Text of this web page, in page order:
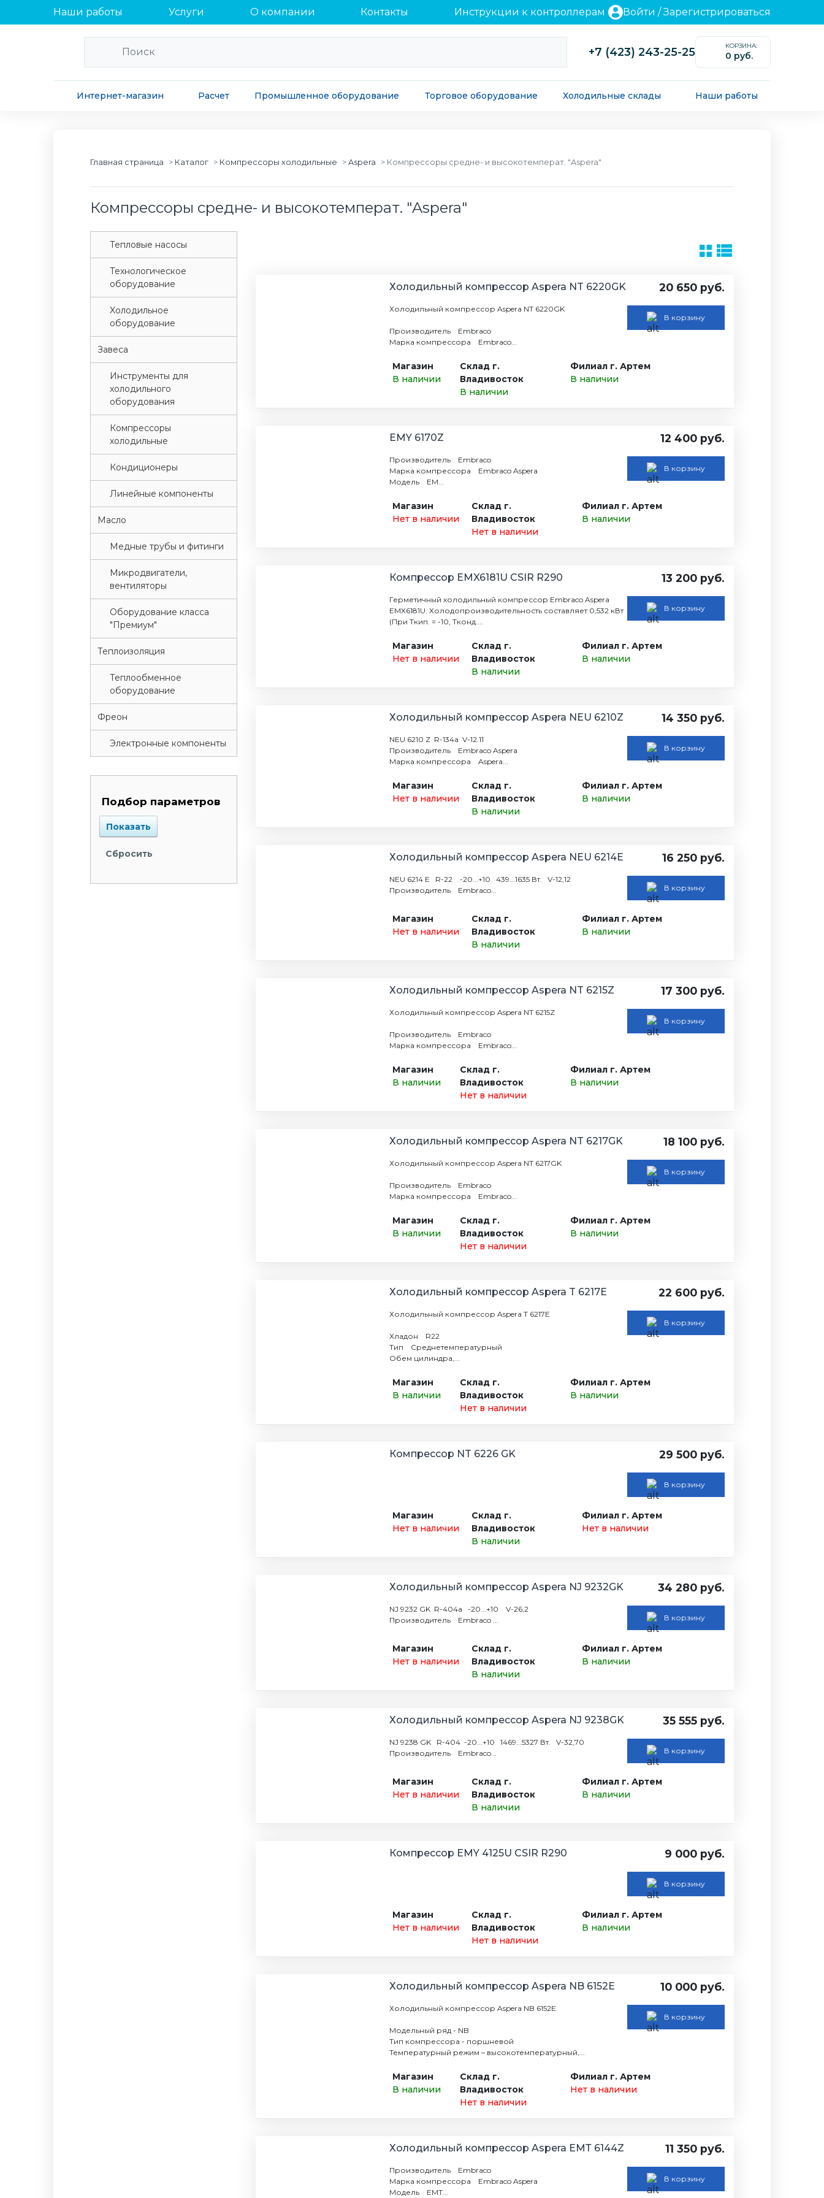
Наши работы Услуги О компании Контакты Инструкции к контроллерам Войти /Зарегистрироваться
+7 (423) 243-25-25 КОРЗИНА:
0 руб.
Интернет-магазин Расчет Промышленное оборудование Торговое оборудование Холодильные склады Наши работы
Главная страница Каталог Компрессоры холодильные Aspera Компрессоры средне- и высокотемперат. "Aspera"
Компрессоры средне- и высокотемперат. "Aspera"
Tепловые насосы
Tехнологическое
оборудование
Xолодильное
оборудование
Завеса
Инструменты для
холодильного
оборудования
Компрессоры
холодильные
Кондиционеры
Линейные компоненты
Масло
Медные трубы и фитинги
Микродвигатели,
вентиляторы
Оборудование класса
"Премиум"
Теплоизоляция
Теплообменное
оборудование
Фреон
Электронные компоненты
Подбор параметров
Холодильный компрессор Aspera NT 6220GK
Холодильный компрессор Aspera NT 6220GK
Производитель Embraco
Марка компрессора Embraco...
20 650 руб.
В корзину
Магазин
В наличии
Склад г.
Владивосток
В наличии
Филиал г. Артем
В наличии
ЕМY 6170Z
Производитель Embraco
Марка компрессора Embraco Aspera
Модель EM...
12 400 руб.
В корзину
Магазин
Нет в наличии
Склад г.
Владивосток
Нет в наличии
Филиал г. Артем
В наличии
Компрессор EMX6181U CSIR R290
Герметичный холодильный компрессор Embraco Aspera
EMX6181U. Холодопроизводительность составляет 0,532 кВт
(При Ткип. = -10, Тконд....
13 200 руб.
В корзину
Магазин
Нет в наличии
Склад г.
Владивосток
В наличии
Филиал г. Артем
В наличии
Холодильный компрессор Aspera NEU 6210Z
NEU 6210 Z R-134а V-12.11
Производитель Embraco Aspera
Марка компрессора Aspera...
14 350 руб.
В корзину
Магазин
Нет в наличии
Склад г.
Владивосток
В наличии
Филиал г. Артем
В наличии
Холодильный компрессор Aspera NEU 6214E
NEU 6214 E R-22 -20...+10 439...1635 Вт. V-12,12
Производитель Embraco...
16 250 руб.
В корзину
Магазин
Нет в наличии
Склад г.
Владивосток
В наличии
Филиал г. Артем
В наличии
Холодильный компрессор Aspera NT 6215Z
Холодильный компрессор Aspera NT 6215Z
Производитель Embraco
Марка компрессора Embraco...
17 300 руб.
В корзину
Магазин
В наличии
Склад г.
Владивосток
Нет в наличии
Филиал г. Артем
В наличии
Холодильный компрессор Aspera NT 6217GK
Холодильный компрессор Aspera NT 6217GK
Производитель Embraco
Марка компрессора Embraco...
18 100 руб.
В корзину
Магазин
В наличии
Склад г.
Владивосток
Нет в наличии
Филиал г. Артем
В наличии
Холодильный компрессор Aspera T 6217Е
Холодильный компрессор Aspera T 6217Е
Хладон R22
Тип Среднетемпературный
Обем цилиндра,...
22 600 руб.
В корзину
Магазин
В наличии
Склад г.
Владивосток
Нет в наличии
Филиал г. Артем
В наличии
Компрессор NT 6226 GK 29 500 руб.
В корзину
Магазин
Нет в наличии
Склад г.
Владивосток
В наличии
Филиал г. Артем
Нет в наличии
Холодильный компрессор Aspera NJ 9232GK
NJ 9232 GK R-404а -20...+10 V-26,2
Производитель Embraco ...
34 280 руб.
В корзину
Магазин
Нет в наличии
Склад г.
Владивосток
В наличии
Филиал г. Артем
В наличии
Холодильный компрессор Aspera NJ 9238GK
NJ 9238 GK R-404 -20...+10 1469...5327 Вт. V-32,70
Производитель Embraco...
35 555 руб.
В корзину
Магазин
Нет в наличии
Склад г.
Владивосток
В наличии
Филиал г. Артем
В наличии
Компрессор EMY 4125U CSIR R290 9 000 руб.
В корзину
Магазин
Нет в наличии
Склад г.
Владивосток
Нет в наличии
Филиал г. Артем
В наличии
Холодильный компрессор Aspera NB 6152E
Холодильный компрессор Aspera NB 6152E
Модельный ряд - NB
Тип компрессора - поршневой
Температурный режим – высокотемпературный,...
10 000 руб.
В корзину
Магазин
В наличии
Склад г.
Владивосток
Нет в наличии
Филиал г. Артем
Нет в наличии
Холодильный компрессор Aspera ЕМТ 6144Z
Производитель Embraco
Марка компрессора Embraco Aspera
Модель EMT...
11 350 руб.
В корзину